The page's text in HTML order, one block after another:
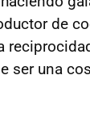
de
ser una